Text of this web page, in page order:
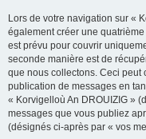
Lors de votre navigation sur «
également créer une
est prévu pour couvrir
seconde manière est de
que nous collectons. Ceci
publication de messages en
« Korvigelloù An DROUIZIG »
messages que vous publiez
(désignés ci-après par « vos